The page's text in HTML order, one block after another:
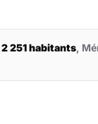
2 251 habitants,